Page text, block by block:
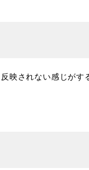
映されない感じがす